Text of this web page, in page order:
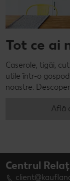
Tot ce ai
Caserole, tigăi,
utile într-o
noastre.
Află
Centrul